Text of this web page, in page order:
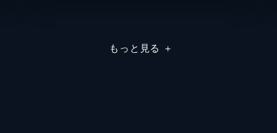
もっと見る ＋